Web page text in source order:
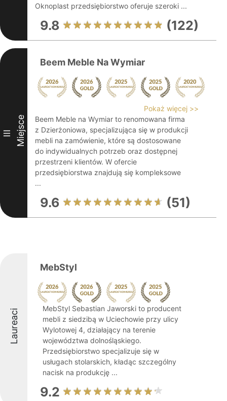
Oknoplast przedsiębiorstwo oferuje szeroki ...
9.8 (122)
III Miejsce
Beem Meble Na Wymiar
Pokaż więcej >>
Beem Meble na Wymiar to renomowana firma
z Dzierżoniowa, specjalizująca się w produkcji
mebli na zamówienie, które są dostosowane
do indywidualnych potrzeb oraz dostępnej
przestrzeni klientów. W ofercie
przedsiębiorstwa znajdują się kompleksowe
...
9.6 (51)
Laureaci
MebStyl
MebStyl Sebastian Jaworski to producent
mebli z siedzibą w Uciechowie przy ulicy
Wylotowej 4, działający na terenie
województwa dolnośląskiego.
Przedsiębiorstwo specjalizuje się w
usługach stolarskich, kładąc szczególny
nacisk na produkcję ...
9.2